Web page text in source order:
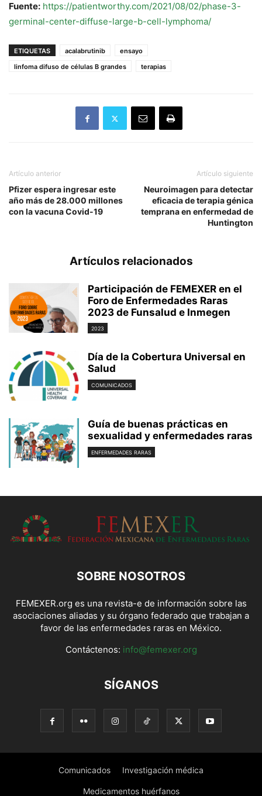
Fuente: https://patientworthy.com/2021/08/02/phase-3-
germinal-center-diffuse-large-b-cell-lymphoma/
ETIQUETAS acalabrutinib
ensayo
linfoma difuso de células B grandes
terapias
Artículo anterior
Pfizer espera ingresar este
año más de 28.000 millones
con la vacuna Covid-19
Artículo siguiente
Neuroimagen para detectar
eficacia de terapia génica
temprana en enfermedad de
Huntington
Artículos relacionados
Participación de FEMEXER en el
Foro de Enfermedades Raras
2023 de Funsalud e Inmegen
2023
Día de la Cobertura Universal en
Salud
COMUNICADOS
Guía de buenas prácticas en
sexualidad y enfermedades raras
ENFERMEDADES RARAS
SOBRE NOSOTROS
FEMEXER.org es una revista-e de información sobre las
asociaciones aliadas y su órgano federado que trabajan a
favor de las enfermedades raras en México.
Contáctenos: info@femexer.org
SÍGANOS
Comunicados Investigación médica
Medicamentos huérfanos